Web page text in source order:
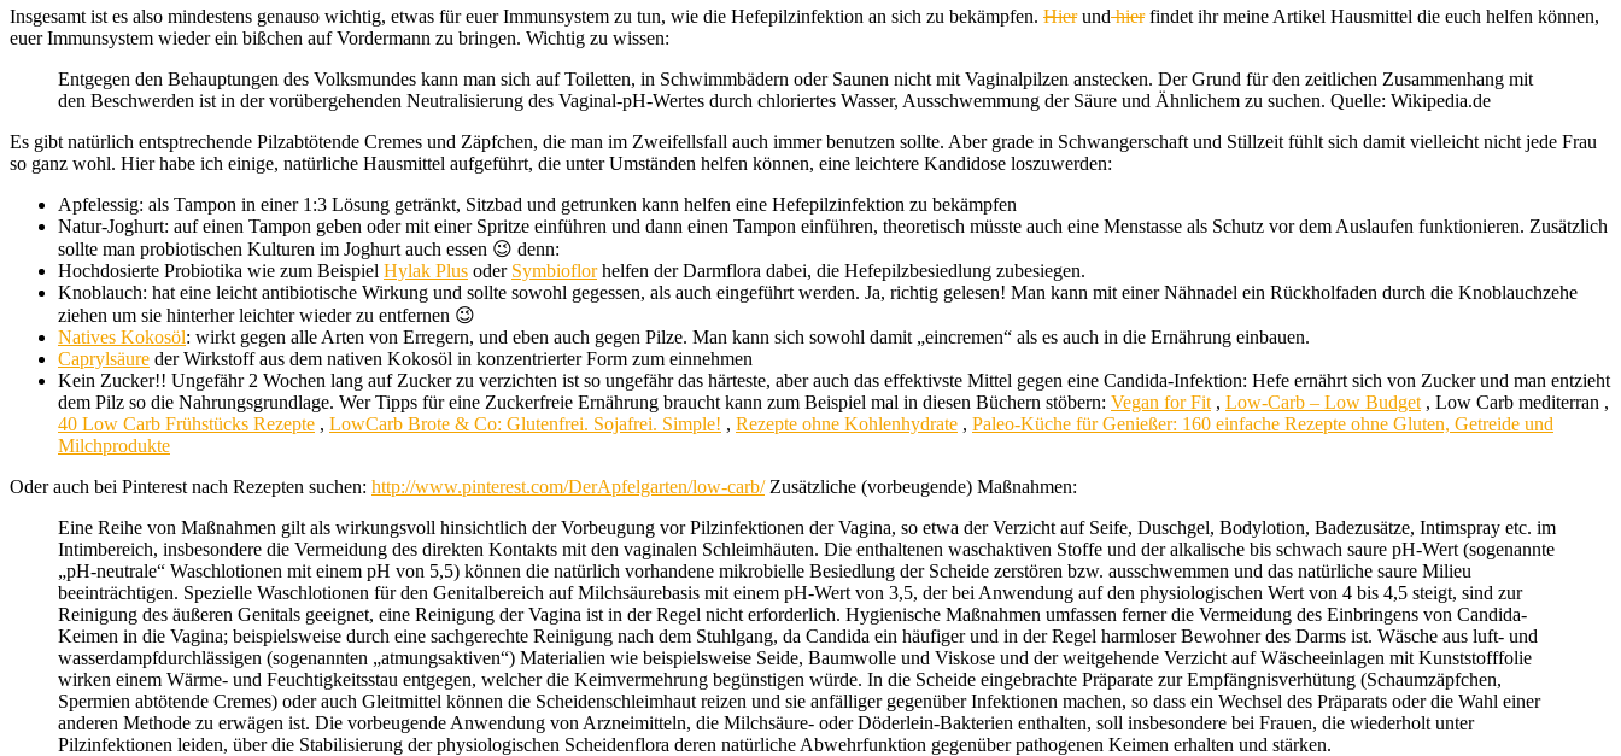
Insgesamt ist es also mindestens genauso wichtig, etwas für euer Immunsystem zu tun, wie die Hefepilzinfektion an sich zu bekämpfen. Hierundhierfindet ihr meine Artikel Hausmittel die euch helfen können,
euer Immunsystem wieder ein bißchen auf Vordermann zu bringen. Wichtig zu wissen:
Entgegen den Behauptungen des Volksmundes kann man sich auf Toiletten, in Schwimmbädern oder Saunen nicht mit Vaginalpilzen anstecken. Der Grund für den zeitlichen Zusammenhang mit
den Beschwerden ist in der vorübergehenden Neutralisierung des Vaginal-pH-Wertes durch chloriertes Wasser, Ausschwemmung der Säure und Ähnlichem zu suchen. Quelle: Wikipedia.de
Es gibt natürlich entsptrechende Pilzabtötende Cremes und Zäpfchen, die man im Zweifellsfall auch immer benutzen sollte. Aber grade in Schwangerschaft und Stillzeit fühlt sich damit vielleicht nicht jede Frau
so ganz wohl. Hier habe ich einige, natürliche Hausmittel aufgeführt, die unter Umständen helfen können, eine leichtere Kandidose loszuwerden:
Apfelessig: als Tampon in einer 1:3 Lösung getränkt, Sitzbad und getrunken kann helfen eine Hefepilzinfektion zu bekämpfen
Natur-Joghurt: auf einen Tampon geben oder mit einer Spritze einführen und dann einen Tampon einführen, theoretisch müsste auch eine Menstasse als Schutz vor dem Auslaufen funktionieren. Zusätzlich
sollte man probiotischen Kulturen im Joghurt auch essen 😉 denn:
Hochdosierte Probiotika wie zum Beispiel Hylak Plus oder Symbioflorhelfen der Darmflora dabei, die Hefepilzbesiedlung zubesiegen.
Knoblauch: hat eine leicht antibiotische Wirkung und sollte sowohl gegessen, als auch eingeführt werden. Ja, richtig gelesen! Man kann mit einer Nähnadel ein Rückholfaden durch die Knoblauchzehe
ziehen um sie hinterher leichter wieder zu entfernen 😉
Natives Kokosöl: wirkt gegen alle Arten von Erregern, und eben auch gegen Pilze. Man kann sich sowohl damit „eincremen“ als es auch in die Ernährung einbauen.
Caprylsäure der Wirkstoff aus dem nativen Kokosöl in konzentrierter Form zum einnehmen
Kein Zucker!! Ungefähr 2 Wochen lang auf Zucker zu verzichten ist so ungefähr das härteste, aber auch das effektivste Mittel gegen eine Candida-Infektion: Hefe ernährt sich von Zucker und man entzieht
dem Pilz so die Nahrungsgrundlage. Wer Tipps für eine Zuckerfreie Ernährung braucht kann zum Beispiel mal in diesen Büchern stöbern: Vegan for Fit , Low-Carb – Low Budget , Low Carb mediterran ,
40 Low Carb Frühstücks Rezepte , LowCarb Brote & Co: Glutenfrei. Sojafrei. Simple! , Rezepte ohne Kohlenhydrate , Paleo-Küche für Genießer: 160 einfache Rezepte ohne Gluten, Getreide und
Milchprodukte
Oder auch bei Pinterest nach Rezepten suchen: http://www.pinterest.com/DerApfelgarten/low-carb/Zusätzliche (vorbeugende) Maßnahmen:
Eine Reihe von Maßnahmen gilt als wirkungsvoll hinsichtlich der Vorbeugung vor Pilzinfektionen der Vagina, so etwa der Verzicht auf Seife, Duschgel, Bodylotion, Badezusätze, Intimspray etc. im
Intimbereich, insbesondere die Vermeidung des direkten Kontakts mit den vaginalen Schleimhäuten. Die enthaltenen waschaktiven Stoffe und der alkalische bis schwach saure pH-Wert (sogenannte
„pH-neutrale“ Waschlotionen mit einem pH von 5,5) können die natürlich vorhandene mikrobielle Besiedlung der Scheide zerstören bzw. ausschwemmen und das natürliche saure Milieu
beeinträchtigen. Spezielle Waschlotionen für den Genitalbereich auf Milchsäurebasis mit einem pH-Wert von 3,5, der bei Anwendung auf den physiologischen Wert von 4 bis 4,5 steigt, sind zur
Reinigung des äußeren Genitals geeignet, eine Reinigung der Vagina ist in der Regel nicht erforderlich. Hygienische Maßnahmen umfassen ferner die Vermeidung des Einbringens von Candida-
Keimen in die Vagina; beispielsweise durch eine sachgerechte Reinigung nach dem Stuhlgang, da Candida ein häufiger und in der Regel harmloser Bewohner des Darms ist. Wäsche aus luft- und
wasserdampfdurchlässigen (sogenannten „atmungsaktiven“) Materialien wie beispielsweise Seide, Baumwolle und Viskose und der weitgehende Verzicht auf Wäscheeinlagen mit Kunststofffolie
wirken einem Wärme- und Feuchtigkeitsstau entgegen, welcher die Keimvermehrung begünstigen würde. In die Scheide eingebrachte Präparate zur Empfängnisverhütung (Schaumzäpfchen,
Spermien abtötende Cremes) oder auch Gleitmittel können die Scheidenschleimhaut reizen und sie anfälliger gegenüber Infektionen machen, so dass ein Wechsel des Präparats oder die Wahl einer
anderen Methode zu erwägen ist. Die vorbeugende Anwendung von Arzneimitteln, die Milchsäure- oder Döderlein-Bakterien enthalten, soll insbesondere bei Frauen, die wiederholt unter
Pilzinfektionen leiden, über die Stabilisierung der physiologischen Scheidenflora deren natürliche Abwehrfunktion gegenüber pathogenen Keimen erhalten und stärken.